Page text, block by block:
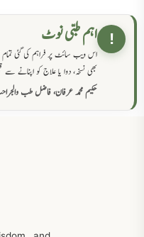
! اہم طبی نوٹ
اس ویب سائٹ پر فراہم کی گئی
بھی نسخہ، دوا یا علاج کو اپنانے
حکیم محمد عرفان، فاضل طب